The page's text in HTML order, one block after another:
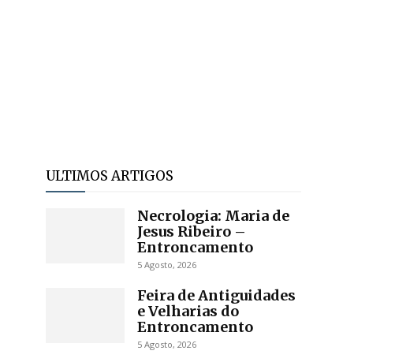
ULTIMOS ARTIGOS
Necrologia: Maria de
Jesus Ribeiro –
Entroncamento
5 Agosto, 2026
Feira de Antiguidades
e Velharias do
Entroncamento
5 Agosto, 2026